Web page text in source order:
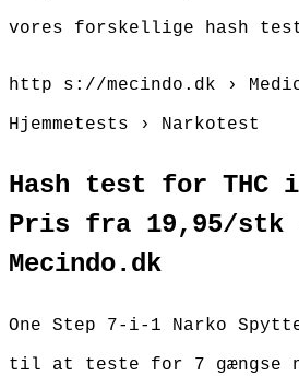
vores forskellige hash
http s://mecindo.dk ›
Hjemmetests › Narkotest
Hash test for THC
Pris fra 19,95/stk
Mecindo.dk
One Step 7-i-1 Narko
til at teste for 7 gængse